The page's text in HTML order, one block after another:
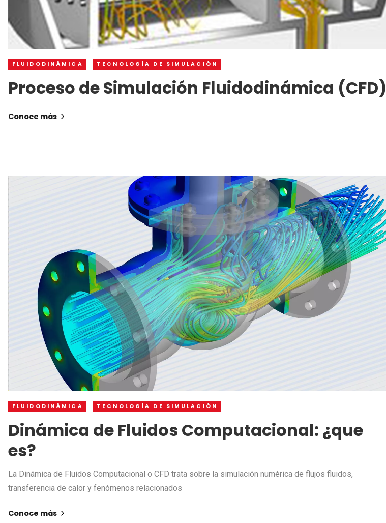
FLUIDODINÁMICA TECNOLOGÍA DE SIMULACIÓN
Proceso de Simulación Fluidodinámica (CFD)
Conoce más
FLUIDODINÁMICA TECNOLOGÍA DE SIMULACIÓN
Dinámica de Fluidos Computacional: ¿que
es?
La Dinámica de Fluidos Computacional o CFD trata sobre la simulación numérica de flujos fluidos,
transferencia de calor y fenómenos relacionados
Conoce más